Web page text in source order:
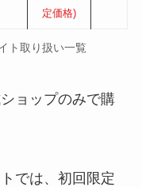
定価格)
ト取り扱い一覧
ョップのみで購
では、初回限定